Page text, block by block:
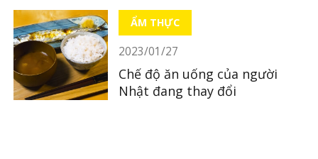
điện thoại
ẨM THỰC
2023/01/27
Chế độ ăn uống của người
Nhật đang thay đổi